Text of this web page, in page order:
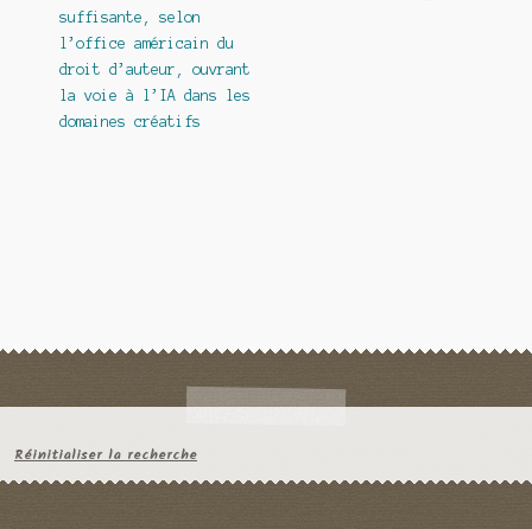
suffisante, selon
l’office américain du
droit d’auteur, ouvrant
la voie à l’IA dans les
domaines créatifs
Réinitialiser la recherche